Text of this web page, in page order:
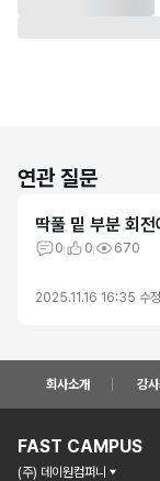
연관 질문
딱풀 밑 부분 회전
0 0 670
2025.11.16 16:35 수정
회사소개 강
FAST CAMPUS
(주) 데이원컴퍼니